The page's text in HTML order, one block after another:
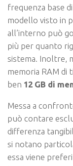
frequenza base
modello visto in
all’interno può
più per quanto
sistema. Inoltre,
memoria RAM di
ben 12 GB di
Messa a
può contare
differenza
si notano
essa viene